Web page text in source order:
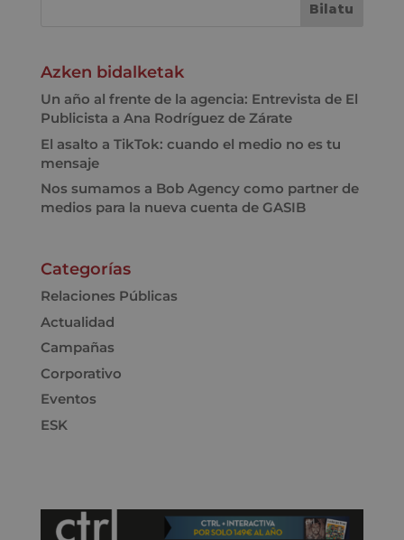
Azken bidalketak
Un año al frente de la agencia: Entrevista de El
Publicista a Ana Rodríguez de Zárate
El asalto a TikTok: cuando el medio no es tu
mensaje
Nos sumamos a Bob Agency como partner de
medios para la nueva cuenta de GASIB
Categorías
Relaciones Públicas
Actualidad
Campañas
Corporativo
Eventos
ESK